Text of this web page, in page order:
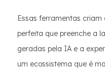
Essas ferramentas
perfeita que preenche a
geradas pela IA e a
um ecossistema que é